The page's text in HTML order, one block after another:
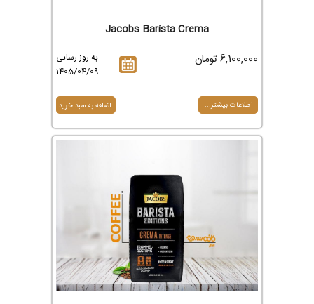
Jacobs Barista Crema
به روز رسانی
1405/04/09
6,100,000 تومان
اطلاعات بیشتر...